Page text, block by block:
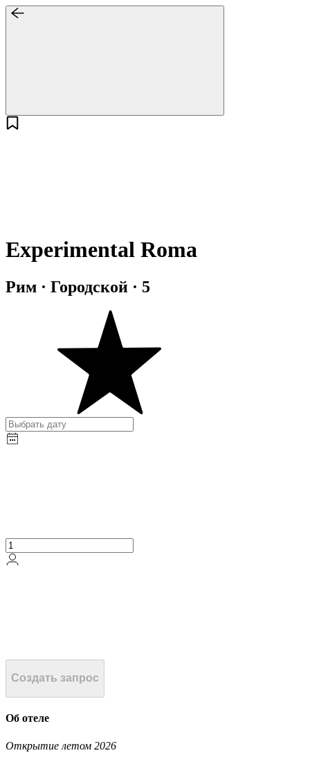
Experimental Roma
Рим · Городской · 5
Создать запрос
Об отеле
Открытие летом 2026